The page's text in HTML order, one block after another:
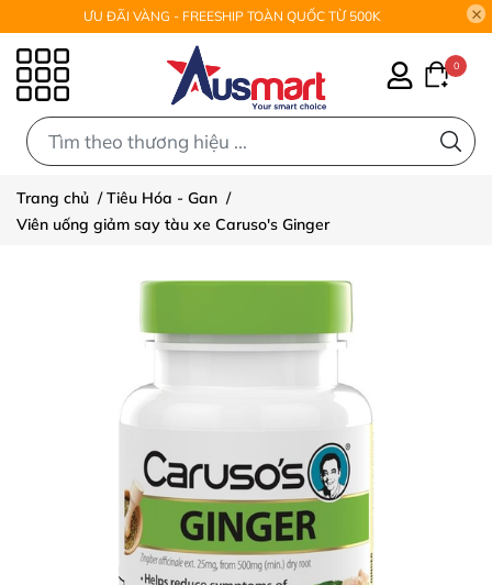
ƯU ĐÃI VÀNG - FREESHIP TOÀN QUỐC TỪ 500K
0
Trang chủ /Tiêu Hóa - Gan /
Viên uống giảm say tàu xe Caruso's Ginger